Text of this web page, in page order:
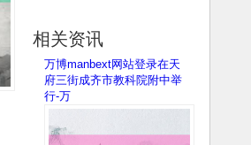
相关资讯
万博manbext网站登录在天
府三街成齐市教科院附中举
行-万